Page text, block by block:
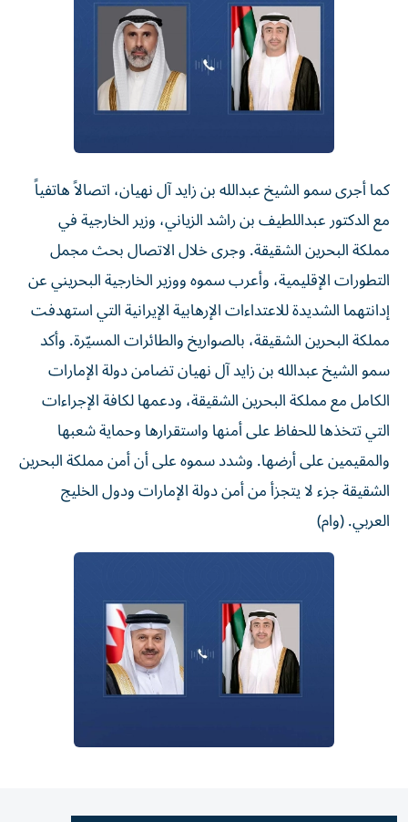
كما أجرى سمو الشيخ عبدالله بن زايد آل نهيان، اتصالاً هاتفياً
مع الدكتور عبداللطيف بن راشد الزياني، وزير الخارجية في
مملكة البحرين الشقيقة. وجرى خلال الاتصال بحث مجمل
التطورات الإقليمية، وأعرب سموه ووزير الخارجية البحريني عن
إدانتهما الشديدة للاعتداءات الإرهابية الإيرانية التي استهدفت
مملكة البحرين الشقيقة، بالصواريخ والطائرات المسيّرة. وأكد
سمو الشيخ عبدالله بن زايد آل نهيان تضامن دولة الإمارات
الكامل مع مملكة البحرين الشقيقة، ودعمها لكافة الإجراءات
التي تتخذها للحفاظ على أمنها واستقرارها وحماية شعبها
والمقيمين على أرضها. وشدد سموه على أن أمن مملكة البحرين
الشقيقة جزء لا يتجزأ من أمن دولة الإمارات ودول الخليج
العربي. (وام)